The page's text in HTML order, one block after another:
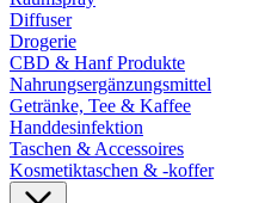
Diffuser
Drogerie
CBD & Hanf Produkte
Nahrungsergänzungsmittel
Getränke, Tee & Kaffee
Handdesinfektion
Taschen & Accessoires
Kosmetiktaschen & -koffer